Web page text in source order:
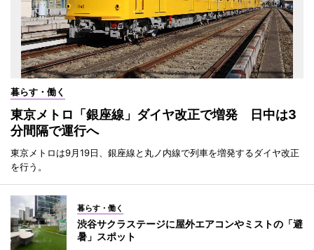
暮らす・働く
東京メトロ「銀座線」ダイヤ改正で増発 日中は3
分間隔で運行へ
東京メトロは9月19日、銀座線と丸ノ内線で列車を増発するダイヤ改正
を行う。
暮らす・働く
渋谷サクラステージに屋外エアコンやミストの「避
暑」スポット